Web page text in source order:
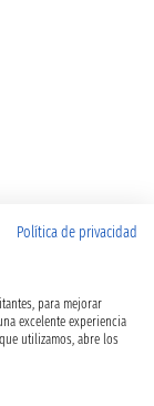
Política de privacidad
para mejorar
excelente experiencia
utilizamos, abre los